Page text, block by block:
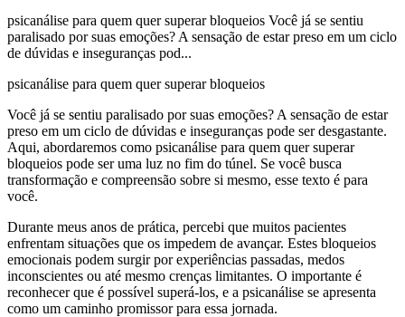
psicanálise para quem quer superar bloqueios Você já se sentiu
paralisado por suas emoções? A sensação de estar preso em um ciclo
de dúvidas e inseguranças pod...
psicanálise para quem quer superar bloqueios
Você já se sentiu paralisado por suas emoções? A sensação de estar
preso em um ciclo de dúvidas e inseguranças pode ser desgastante.
Aqui, abordaremos como psicanálise para quem quer superar
bloqueios pode ser uma luz no fim do túnel. Se você busca
transformação e compreensão sobre si mesmo, esse texto é para
você.
Durante meus anos de prática, percebi que muitos pacientes
enfrentam situações que os impedem de avançar. Estes bloqueios
emocionais podem surgir por experiências passadas, medos
inconscientes ou até mesmo crenças limitantes. O importante é
reconhecer que é possível superá-los, e a psicanálise se apresenta
como um caminho promissor para essa jornada.